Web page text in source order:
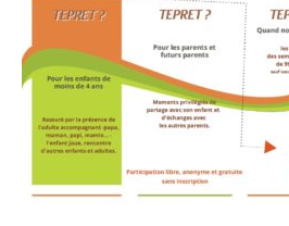
Infos
Contact et horaires
Mon village
Mes démarches
Faverolles dans la